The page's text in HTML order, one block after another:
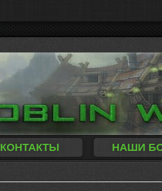
КОНТАКТЫ НАШИ